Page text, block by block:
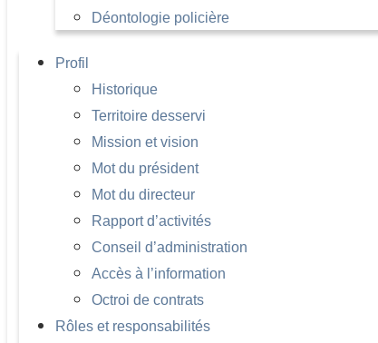
Déontologie policière
Profil
Historique
Territoire desservi
Mission et vision
Mot du président
Mot du directeur
Rapport d’activités
Conseil d’administration
Accès à l’information
Octroi de contrats
Rôles et responsabilités